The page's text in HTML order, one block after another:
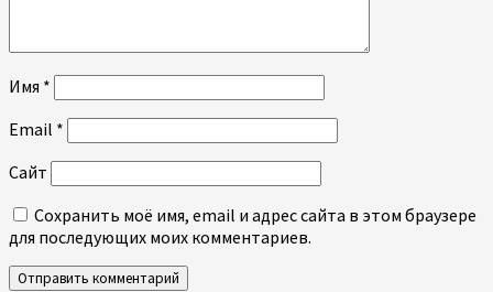
Имя *
Email *
Сайт
Сохранить моё имя, email и адрес сайта в этом браузере
для последующих моих комментариев.